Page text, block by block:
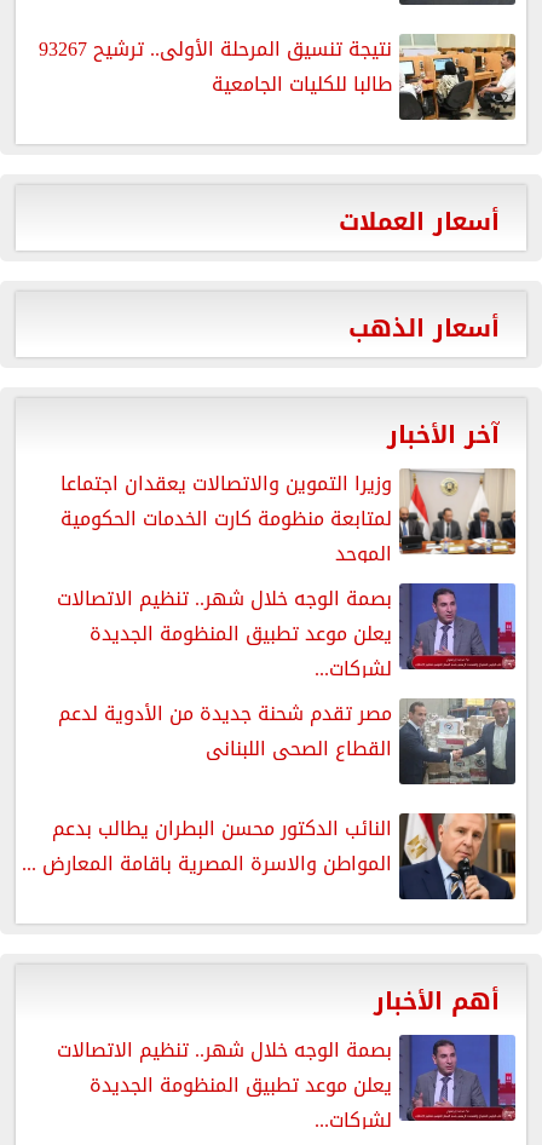
نتيجة تنسيق المرحلة الأولى.. ترشيح 93267
طالبا للكليات الجامعية
أسعار العملات
أسعار الذهب
آخر الأخبار
وزيرا التموين والاتصالات يعقدان اجتماعا
لمتابعة منظومة كارت الخدمات الحكومية
الموحد
بصمة الوجه خلال شهر.. تنظيم الاتصالات
يعلن موعد تطبيق المنظومة الجديدة
لشركات...
مصر تقدم شحنة جديدة من الأدوية لدعم
القطاع الصحى اللبنانى
النائب الدكتور محسن البطران يطالب بدعم
المواطن والاسرة المصرية باقامة المعارض ...
أهم الأخبار
بصمة الوجه خلال شهر.. تنظيم الاتصالات
يعلن موعد تطبيق المنظومة الجديدة
لشركات...